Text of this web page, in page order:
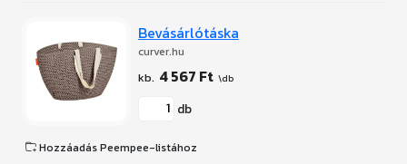
Bevásárlótáska
curver.hu
4 567 Ft
db
Hozzáadás Peempee-listához